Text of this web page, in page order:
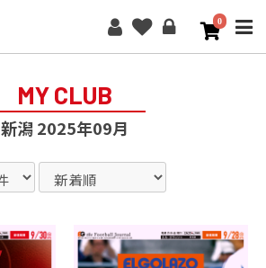
0
MY CLUB
新潟 2025年09月